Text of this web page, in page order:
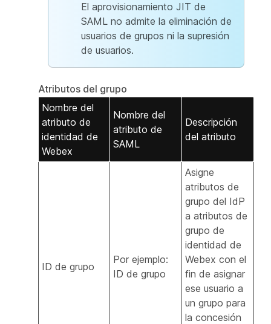
El aprovisionamiento JIT de
SAML no admite la eliminación de
usuarios de grupos ni la supresión
de usuarios.
Atributos del grupo
Nombre del
atributo de
identidad de
Webex
Nombre del
atributo de
SAML
Descripción
del atributo
ID de grupo
Por ejemplo:
ID de grupo
Asigne
atributos de
grupo del IdP
a atributos de
grupo de
identidad de
Webex con el
fin de asignar
ese usuario a
un grupo para
la concesión